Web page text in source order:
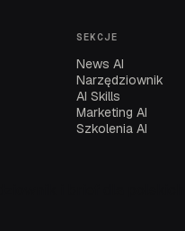
SEKCJE
News AI
Narzędziownik
AI Skills
Marketing AI
Szkolenia AI